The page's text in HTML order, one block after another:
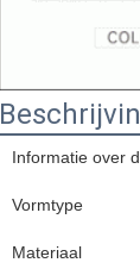
Informatie over
Vormtype
Materiaal